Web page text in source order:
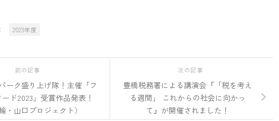
2023年度
次の記事
豊橋税務署による講演会『「税を考え
る週間」 これからの社会に向かっ
て』が開催されました！
前の記事
ーク盛り上げ隊！主催「フ
ド2023」受賞作品発表！
輪・山口プロジェクト）